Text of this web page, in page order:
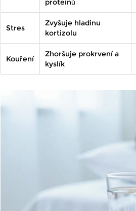
proteinů
Stres
Zvyšuje hladinu
kortizolu
Kouření
Zhoršuje prokrvení a
kyslík